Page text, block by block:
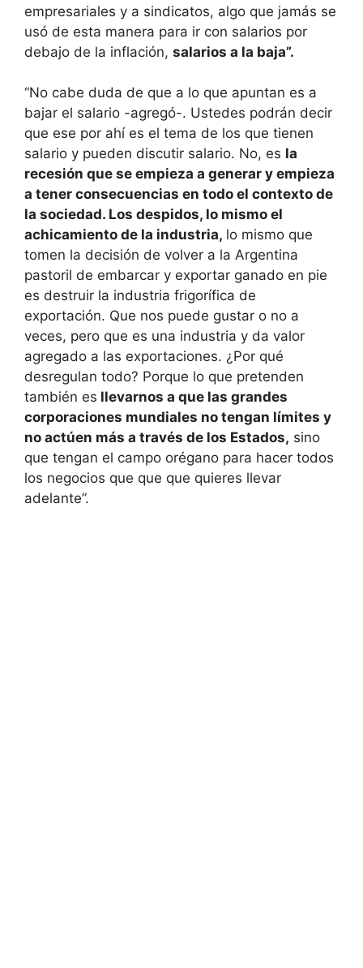
empresariales y a sindicatos, algo que jamás se
usó de esta manera para ir con salarios por
debajo de la inflación, salarios a la baja”.
“No cabe duda de que a lo que apuntan es a
bajar el salario -agregó-. Ustedes podrán decir
que ese por ahí es el tema de los que tienen
salario y pueden discutir salario. No, es la
recesión que se empieza a generar y empieza
a tener consecuencias en todo el contexto de
la sociedad. Los despidos, lo mismo el
achicamiento de la industria, lo mismo que
tomen la decisión de volver a la Argentina
pastoril de embarcar y exportar ganado en pie
es destruir la industria frigorífica de
exportación. Que nos puede gustar o no a
veces, pero que es una industria y da valor
agregado a las exportaciones. ¿Por qué
desregulan todo? Porque lo que pretenden
también es llevarnos a que las grandes
corporaciones mundiales no tengan límites y
no actúen más a través de los Estados, sino
que tengan el campo orégano para hacer todos
los negocios que que que quieres llevar
adelante”.